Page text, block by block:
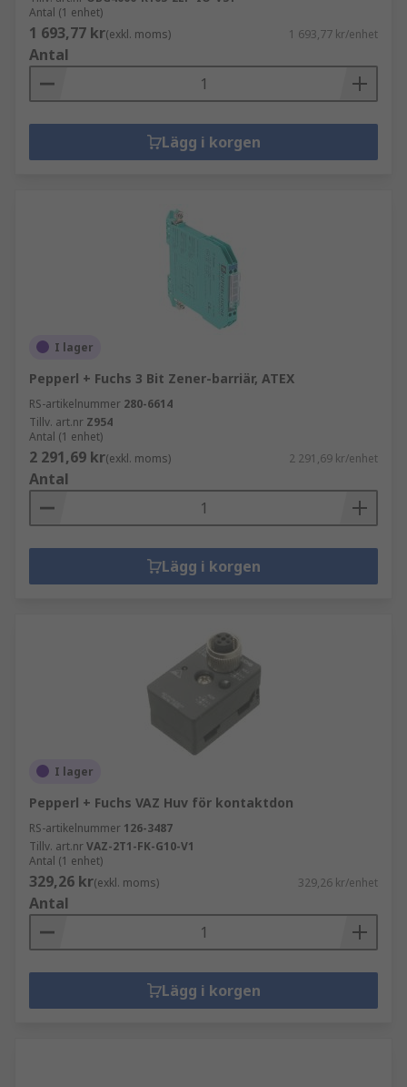
Antal (1 enhet)
1 693,77 kr(exkl. moms) 1 693,77 kr/enhet
Antal
Lägg i korgen
I lager
Pepperl + Fuchs 3 Bit Zener-barriär, ATEX
RS-artikelnummer 280-6614
Tillv. art.nr Z954
Antal (1 enhet)
2 291,69 kr(exkl. moms) 2 291,69 kr/enhet
Antal
Lägg i korgen
I lager
Pepperl + Fuchs VAZ Huv för kontaktdon
RS-artikelnummer 126-3487
Tillv. art.nrVAZ-2T1-FK-G10-V1
Antal (1 enhet)
329,26 kr(exkl. moms) 329,26 kr/enhet
Antal
Lägg i korgen